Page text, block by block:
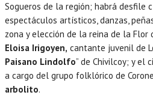
Sogueros de la región; habrá desfile
espectáculos artísticos, danzas,
zona y elección de la reina de la Flor
Eloisa Irigoyen, cantante juvenil de
Paisano Lindolfo” de Chivilcoy; y el
a cargo del grupo folklórico de
arbolito.